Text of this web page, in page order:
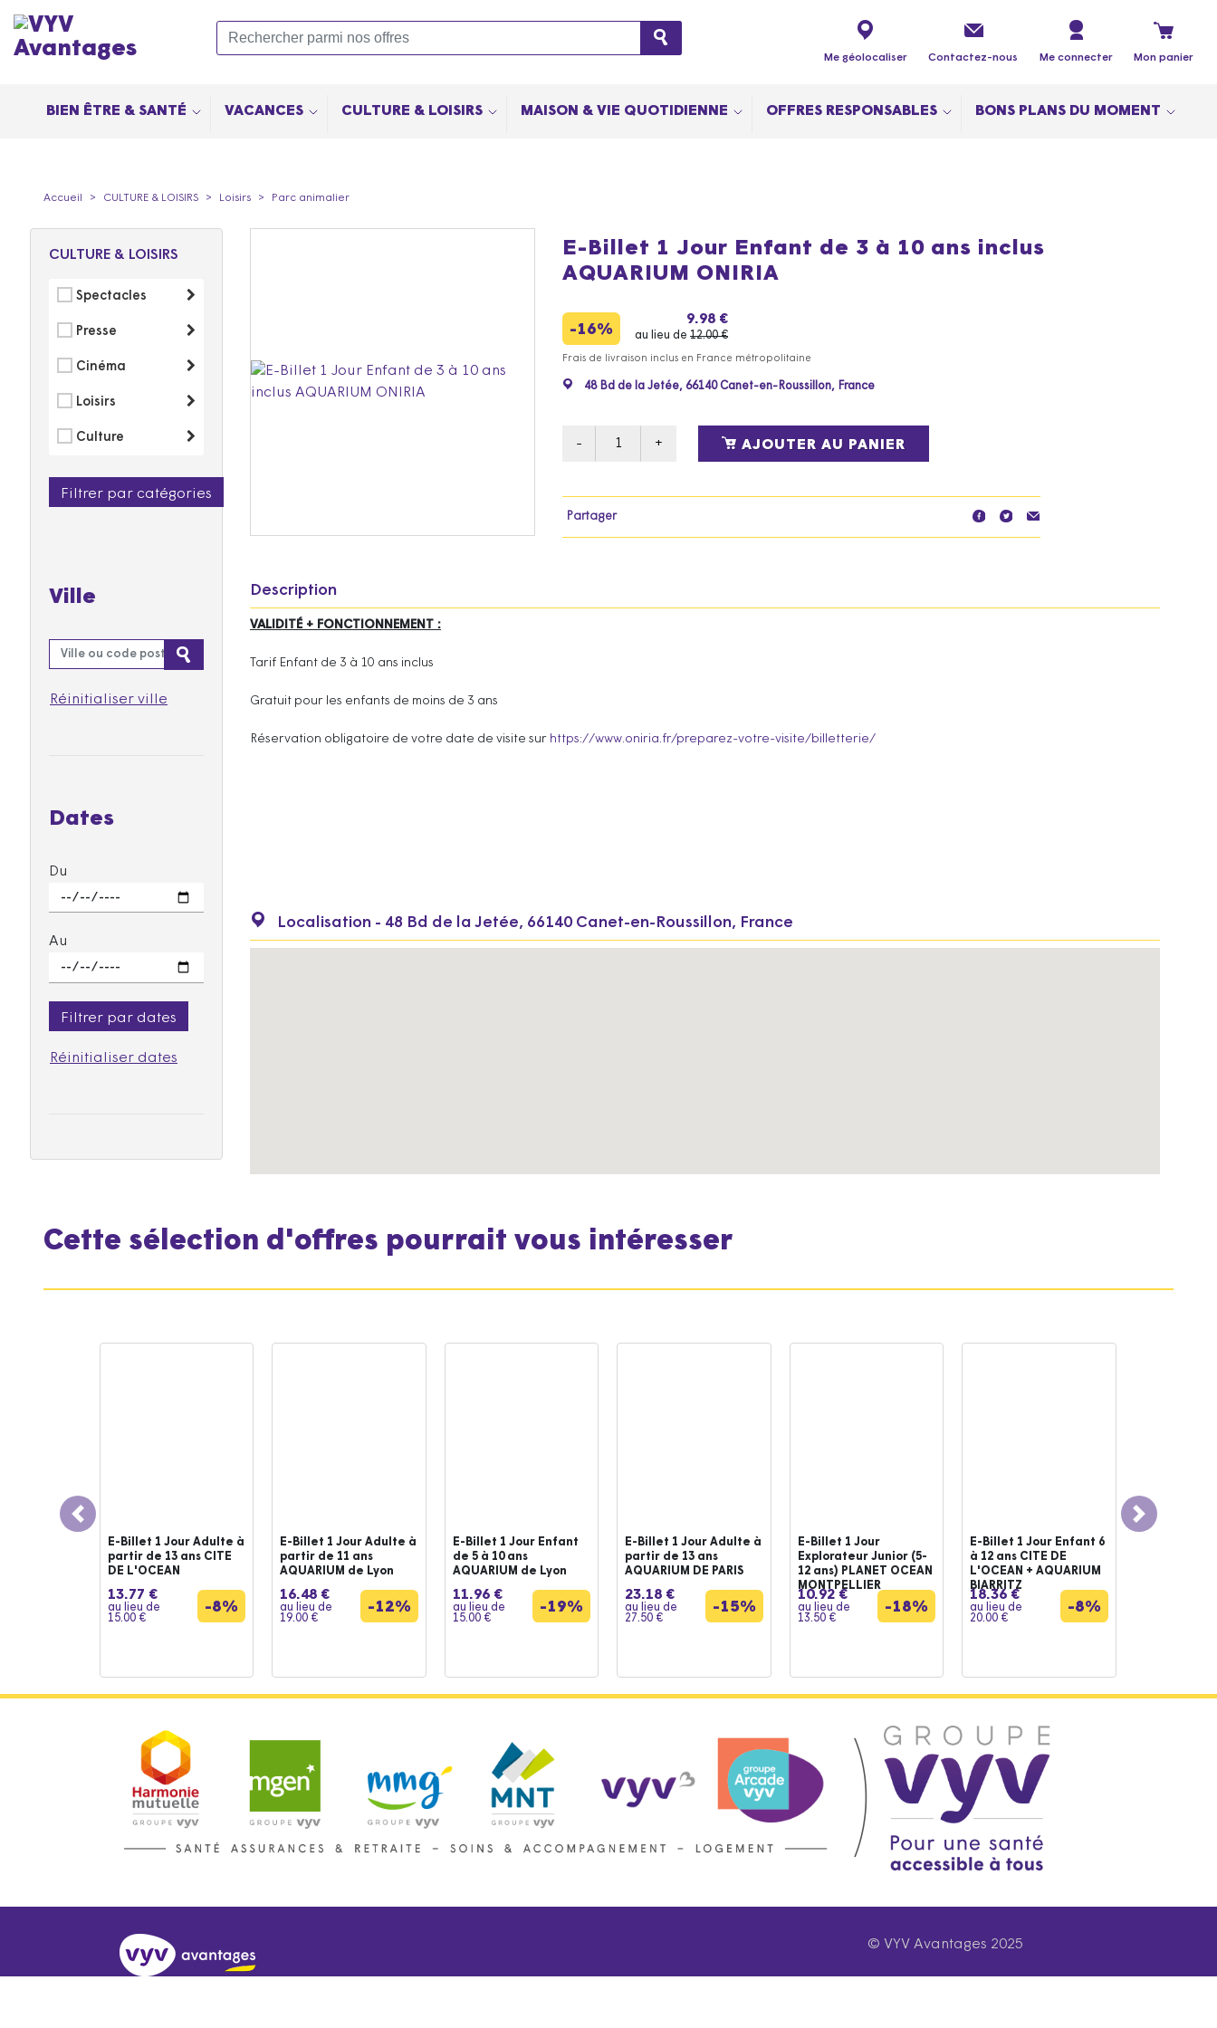
Me géolocaliser Contactez-nous Me connecter Mon panier
BIEN ÊTRE & SANTÉ VACANCES CULTURE & LOISIRS MAISON & VIE QUOTIDIENNE OFFRES RESPONSABLES BONS PLANS DU MOMENT
Accueil CULTURE & LOISIRS Loisirs Parc animalier
CULTURE & LOISIRS
Spectacles
Presse
Cinéma
Loisirs
Culture
Filtrer par catégories
Ville
Réinitialiser ville
Dates
Du
Au
Filtrer par dates
Réinitialiser dates
E-Billet 1 Jour Enfant de 3 à 10 ans inclus
AQUARIUM ONIRIA
-16%
9.98 €
au lieu de 12.00 €
Frais de livraison inclus en France métropolitaine
48 Bd de la Jetée, 66140 Canet-en-Roussillon, France
AJOUTER AU PANIER
Partager
Description
VALIDITÉ + FONCTIONNEMENT :
Tarif Enfant de 3 à 10 ans inclus
Gratuit pour les enfants de moins de 3 ans
Réservation obligatoire de votre date de visite sur https://www.oniria.fr/preparez-votre-visite/billetterie/
Localisation - 48 Bd de la Jetée, 66140 Canet-en-Roussillon, France
Cette sélection d'offres pourrait vous intéresser
E-Billet 1 Jour Adulte à
partir de 13 ans CITE
DE L'OCEAN
13.77 €
au lieu de
15.00 €
-8%
E-Billet 1 Jour Adulte à
partir de 11 ans
AQUARIUM de Lyon
16.48 €
au lieu de
19.00 €
-12%
E-Billet 1 Jour Enfant
de 5 à 10 ans
AQUARIUM de Lyon
11.96 €
au lieu de
15.00 €
-19%
E-Billet 1 Jour Adulte à
partir de 13 ans
AQUARIUM DE PARIS
23.18 €
au lieu de
27.50 €
-15%
E-Billet 1 Jour
Explorateur Junior (5-
12 ans) PLANET OCEAN
MONTPELLIER
10.92 €
au lieu de
13.50 €
-18%
E-Billet 1 Jour Enfant 6
à 12 ans CITE DE
L'OCEAN + AQUARIUM
BIARRITZ
18.36 €
au lieu de
20.00 €
-8%
Previous Next
© VYV Avantages 2025